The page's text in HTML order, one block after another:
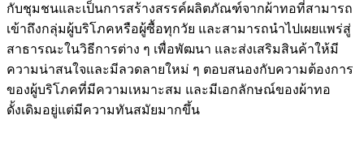
กับชุมชนและเป็นการสร้างสรรค์ผลิตภัณฑ์จากผ้าทอที่สามารถ
เข้าถึงกลุ่มผู้บริโภคหรือผู้ซื้อทุกวัย และสามารถนำไปเผยแพร่สู่
สาธารณะในวิธีการต่าง ๆ เพื่อพัฒนา และส่งเสริมสินค้าให้มี
ความน่าสนใจและมีลวดลายใหม่ ๆ ตอบสนองกับความต้องการ
ของผู้บริโภคที่มีความเหมาะสม และมีเอกลักษณ์ของผ้าทอ
ดั้งเดิมอยู่แต่มีความทันสมัยมากขึ้น